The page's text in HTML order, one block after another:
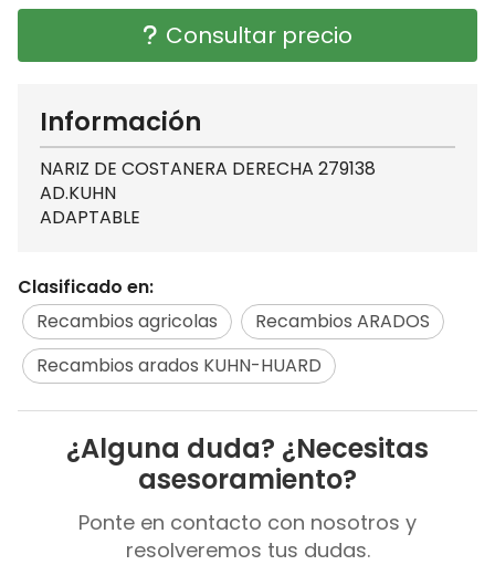
Consultar precio
Información
NARIZ DE COSTANERA DERECHA 279138
AD.KUHN
ADAPTABLE
Clasificado en:
Recambios agricolas
Recambios ARADOS
Recambios arados KUHN-HUARD
¿Alguna duda? ¿Necesitas
asesoramiento?
Ponte en contacto con nosotros y
resolveremos tus dudas.